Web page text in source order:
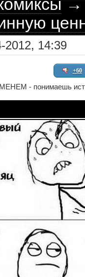
2012, 14:39
+60
- понимаешь